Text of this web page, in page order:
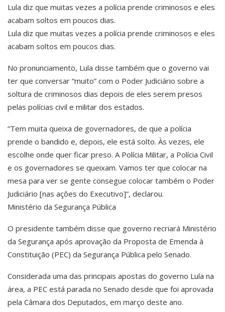
Lula diz que muitas vezes a polícia prende criminosos e eles
acabam soltos em poucos dias.
Lula diz que muitas vezes a polícia prende criminosos e eles
acabam soltos em poucos dias.
No pronunciamento, Lula disse também que o governo vai
ter que conversar “muito” com o Poder Judiciário sobre a
soltura de criminosos dias depois de eles serem presos
pelas polícias civil e militar dos estados.
“Tem muita queixa de governadores, de que a polícia
prende o bandido e, depois, ele está solto. Às vezes, ele
escolhe onde quer ficar preso. A Polícia Militar, a Polícia Civil
e os governadores se queixam. Vamos ter que colocar na
mesa para ver se gente consegue colocar também o Poder
Judiciário [nas ações do Executivo]”, declarou.
Ministério da Segurança Pública
O presidente também disse que governo recriará Ministério
da Segurança após aprovação da Proposta de Emenda à
Constituição (PEC) da Segurança Pública pelo Senado.
Considerada uma das principais apostas do governo Lula na
área, a PEC está parada no Senado desde que foi aprovada
pela Câmara dos Deputados, em março deste ano.